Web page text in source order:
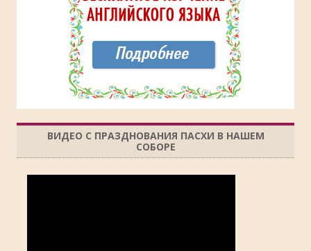
ВИДЕО С ПРАЗДНОВАНИЯ ПАСХИ В НАШЕМ
СОБОРЕ